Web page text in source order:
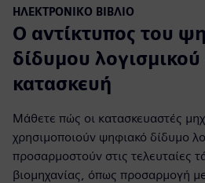
ΗΛΕΚΤΡΟΝΙΚΌ ΒΙΒΛΊΟ
Ο αντίκτυπος του
δίδυμου
κατασκευή
Μάθετε πώς οι κατασκευαστές
χρησιμοποιούν ψηφιακό δίδυμο
προσαρμοστούν στις τελευταίες
βιομηχανίας, όπως προσαρμογή